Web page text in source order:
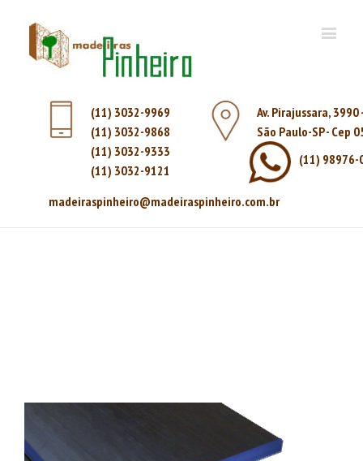
(11) 3032-9969
(11) 3032-9868
(11) 3032-9333
(11) 3032-9121
Av. Pirajussara,
São Paulo-SP - Cep
(11) 98976-
madeiraspinheiro@madeiraspinheiro.com.br